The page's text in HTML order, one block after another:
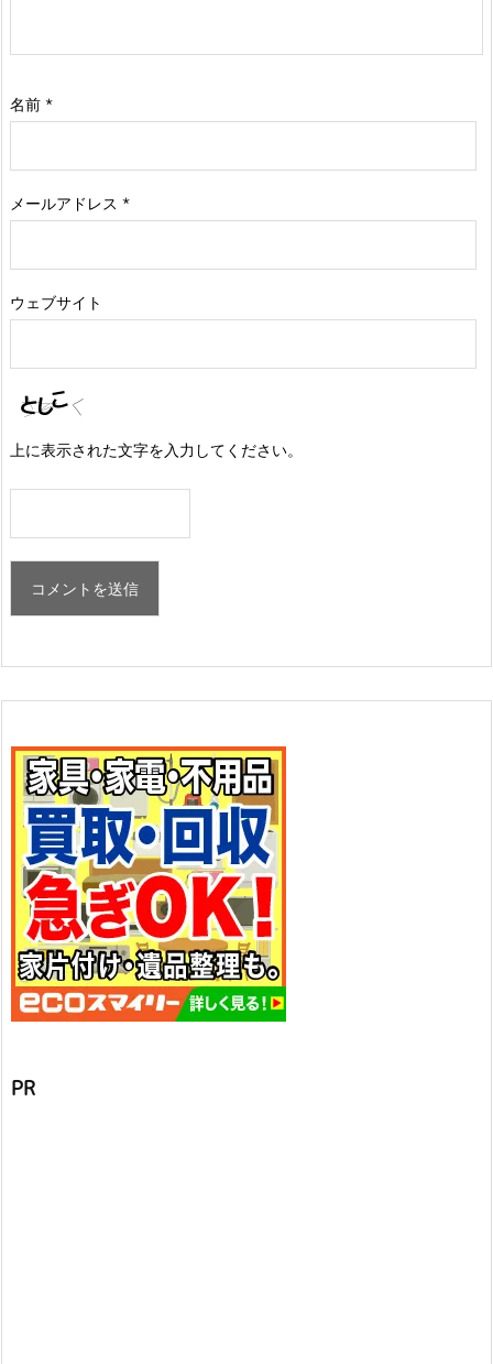
名前 *
メールアドレス *
ウェブサイト
上に表示された文字を入力してください。
PR